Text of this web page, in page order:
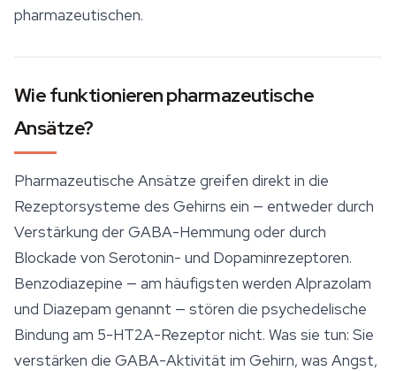
pharmazeutischen.
Wie funktionieren pharmazeutische
Ansätze?
Pharmazeutische Ansätze greifen direkt in die
Rezeptorsysteme des Gehirns ein — entweder durch
Verstärkung der GABA-Hemmung oder durch
Blockade von Serotonin- und Dopaminrezeptoren.
Benzodiazepine — am häufigsten werden Alprazolam
und Diazepam genannt — stören die psychedelische
Bindung am 5-HT2A-Rezeptor nicht. Was sie tun: Sie
verstärken die GABA-Aktivität im Gehirn, was Angst,